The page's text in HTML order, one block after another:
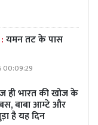
यमन तट के पास
00:09:29
ही भारत की खोज के
बाबा आम्टे और
है यह दिन